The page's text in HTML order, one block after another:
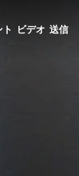
ビデオ 送信